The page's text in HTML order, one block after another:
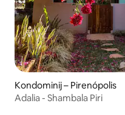
Kondominij – Pirenópolis
Adalia - Shambala Piri